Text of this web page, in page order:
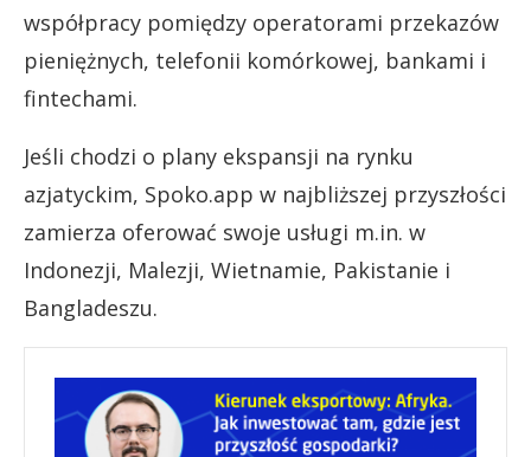
współpracy pomiędzy operatorami przekazów
pieniężnych, telefonii komórkowej, bankami i
fintechami.
Jeśli chodzi o plany ekspansji na rynku
azjatyckim, Spoko.app w najbliższej przyszłości
zamierza oferować swoje usługi m.in. w
Indonezji, Malezji, Wietnamie, Pakistanie i
Bangladeszu.